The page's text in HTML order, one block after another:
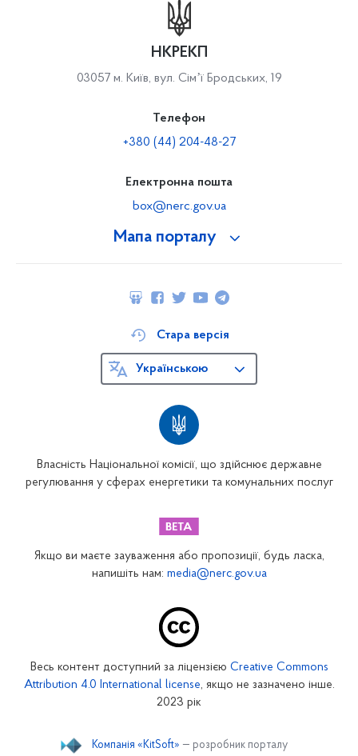
Мапа порталу
НКРЕКП
03057 м. Київ, вул. Сімʼї Бродських, 19
Телефон
+380 (44) 204-48-27
Електронна пошта
box@nerc.gov.ua
Власність Національної комісії, що здійснює державне
регулювання у сферах енергетики та комунальних послуг
Стара версія
Українською
Якщо ви маєте зауваження або пропозиції, будь ласка,
напишіть нам: media@nerc.gov.ua
Весь контент доступний за ліцензією Creative Commons
Attribution 4.0 International license, якщо не зазначено інше.
2023 рік
Компанія «KitSoft» — розробник порталу